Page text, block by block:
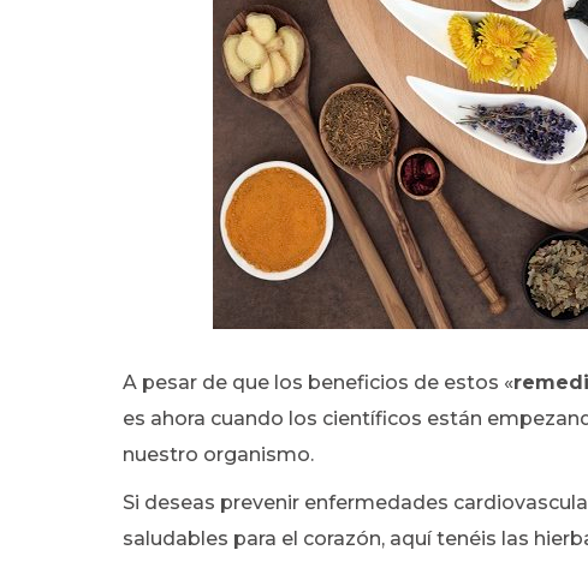
A pesar de que los beneficios de estos «
es ahora cuando los científicos están
nuestro organismo.
Si deseas prevenir enfermedades
saludables para el corazón, aquí tenéis las